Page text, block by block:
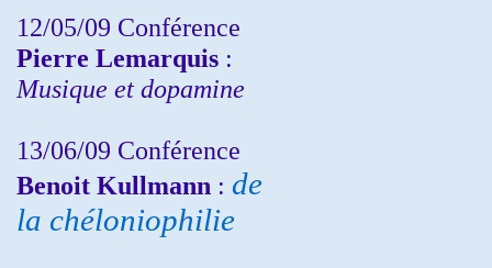
12/05/09 Conférence
Pierre Lemarquis :
Musique et dopamine
13/06/09 Conférence
Benoit Kullmann : de
la chéloniophilie